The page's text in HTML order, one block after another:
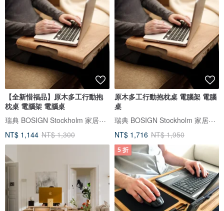
【全新惜福品】原木多工行動抱
枕桌 電腦架 電腦桌
瑞典 BOSIGN Stockholm 家居用品
NT$ 1,144 NT$ 1,300
原木多工行動抱枕桌 電腦架 電腦
桌
瑞典 BOSIGN Stockholm 家居用品
NT$ 1,716 NT$ 1,950
5 折